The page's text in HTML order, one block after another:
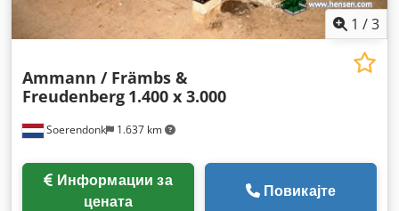
1 /3
Soerendonk 1.637 km
Ammann / Främbs &
Freudenberg 1.400 x 3.000
цената
Повикајте